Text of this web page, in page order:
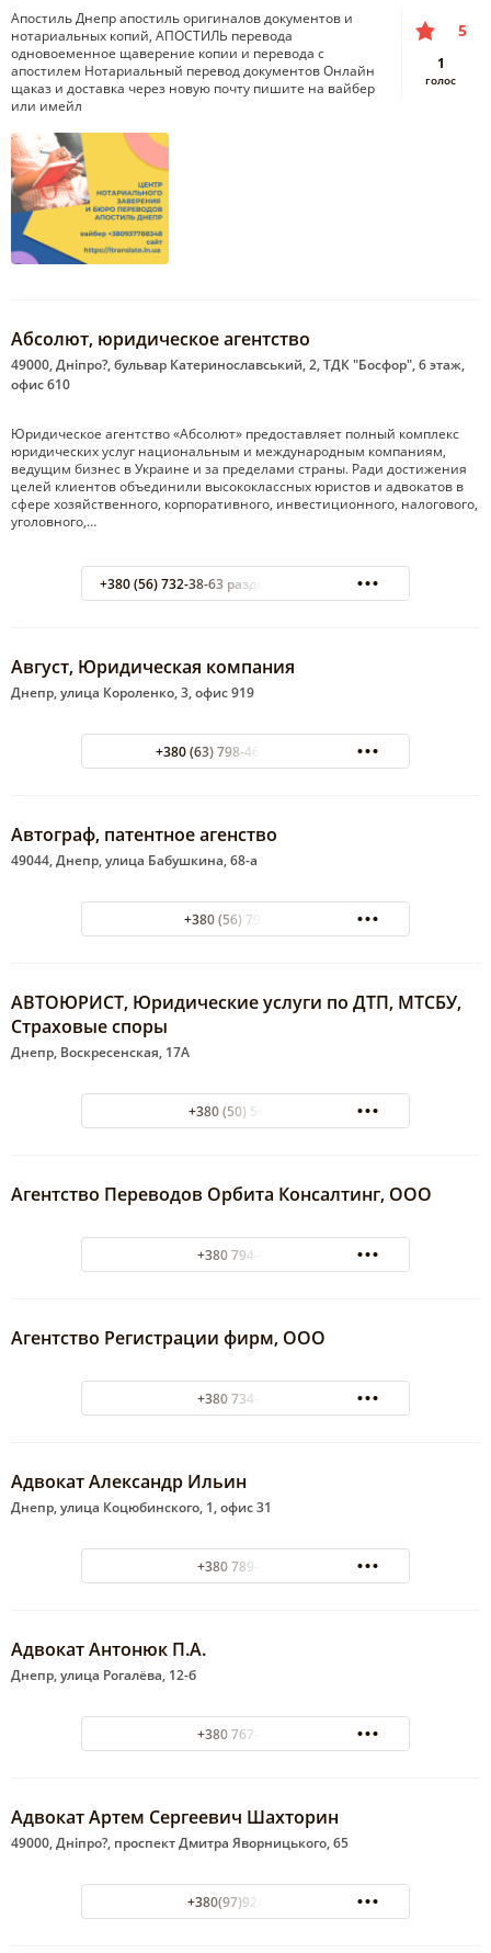
Апостиль Днепр апостиль оригиналов документов и
нотариальных копий, АПОСТИЛЬ перевода
одновоеменное щаверение копии и перевода с
апостилем Нотариальный перевод документов Онлайн
щаказ и доставка через новую почту пишите на вайбер
или имейл
5
1
голос
Абсолют, юридическое агентство
49000, Дніпро?, бульвар Катеринославський, 2, ТДК "Босфор", 6 этаж,
офис 610
Юридическое агентство «Абсолют» предоставляет полный комплекс
юридических услуг национальным и международным компаниям,
ведущим бизнес в Украине и за пределами страны. Ради достижения
целей клиентов объединили высококлассных юристов и адвокатов в
сфере хозяйственного, корпоративного, инвестиционного, налогового,
уголовного,…
+380 (56) 732-38-63 раздел "Юридические услуги"
Август, Юридическая компания
Днепр, улица Короленко, 3, офис 919
+380 (63) 798-46-47 Михаил
Автограф, патентное агенство
49044, Днепр, улица Бабушкина, 68-а
+380 (56) 796-08-80
АВТОЮРИСТ, Юридические услуги по ДТП, МТСБУ,
Страховые споры
Днепр, Воскресенская, 17А
+380 (50) 5672918
Агентство Переводов Орбита Консалтинг, ООО
+380 794-67-04
Агентство Регистрации фирм, ООО
+380 734-46-64
Адвокат Александр Ильин
Днепр, улица Коцюбинского, 1, офис 31
+380 789-26-99
Адвокат Антонюк П.А.
Днепр, улица Рогалёва, 12-б
+380 767-08-24
Адвокат Артем Сергеевич Шахторин
49000, Дніпро?, проспект Дмитра Яворницького, 65
+380(97)928-47-23